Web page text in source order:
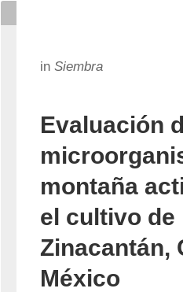
in Siembra
Evaluación
montaña
el cultivo de
Zinacantán,
México